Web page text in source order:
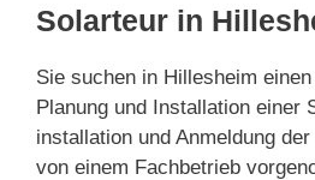
Solarteur in
Sie suchen in Hillesheim
Planung und Installation einer
installation und Anmeldung
von einem Fachbetrieb